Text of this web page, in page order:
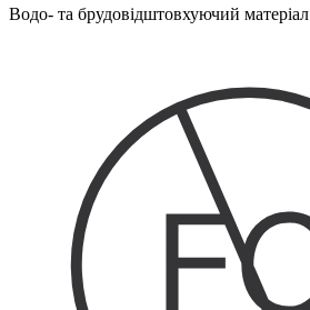
Водо- та брудовідштовхуючий матеріал